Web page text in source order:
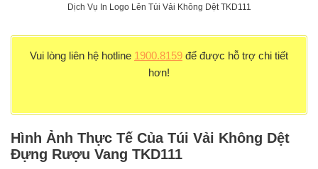
Dịch Vụ In Logo Lên Túi Vải Không Dệt TKD111
Vui lòng liên hệ hotline 1900.8159 để được hỗ trợ chi tiết
hơn!
Hình Ảnh Thực Tế Của Túi Vải Không Dệt
Đựng Rượu Vang TKD111